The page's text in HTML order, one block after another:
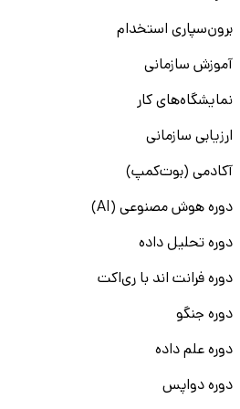
برون‌سپاری استخدام
آموزش سازمانی
نمایشگاه‌های کار
ارزیابی سازمانی
آکادمی (بوت‌کمپ)
دوره هوش مصنوعی (AI)
دوره تحلیل داده
دوره فرانت اند با ری‌اکت
دوره جنگو
دوره علم داده
دوره دواپس